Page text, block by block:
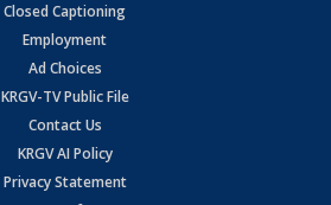
Closed Captioning
Employment
Ad Choices
KRGV-TV Public File
Contact Us
KRGV AI Policy
Privacy Statement